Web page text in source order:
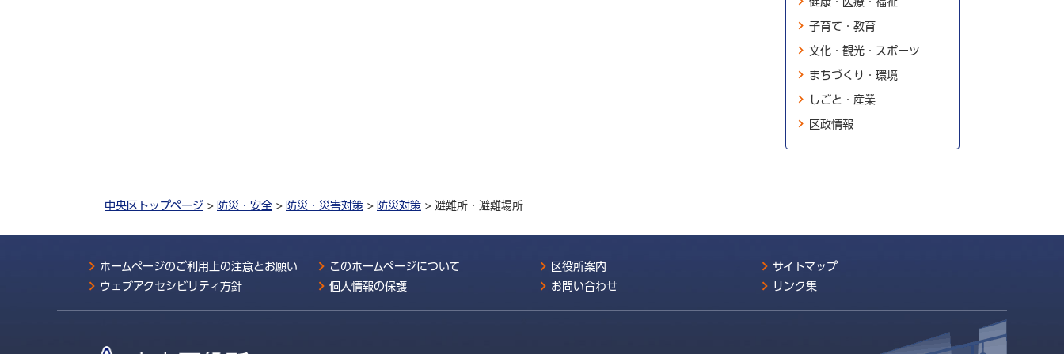
子育て・教育
文化・観光・スポーツ
まちづくり・環境
しごと・産業
区政情報
中央区トップページ > 防災・安全 > 防災・災害対策 > 防災対策 > 避難所・避難場所
ホームページのご利用上の注意とお願い このホームページについて 区役所案内
サイトマップ
ウェブアクセシビリティ方針
個人情報の保護 お問い合わせ リンク集